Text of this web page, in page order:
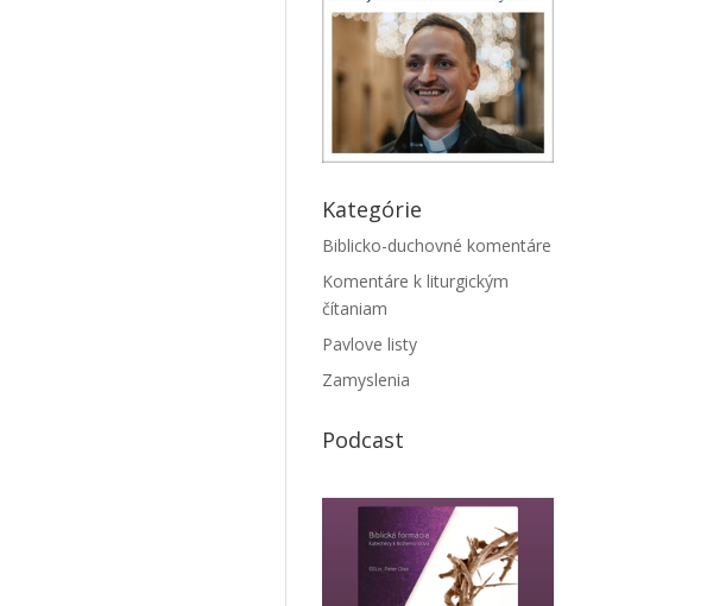
Kategórie
Biblicko-duchovné komentáre
Komentáre k liturgickým
čítaniam
Pavlove listy
Zamyslenia
Podcast